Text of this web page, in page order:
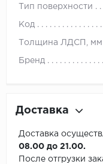
Тип поверхности
Код
Толщина ЛДСП, мм
Бренд
Доставка
Доставка
08.00 до 21.00.
После отгрузки